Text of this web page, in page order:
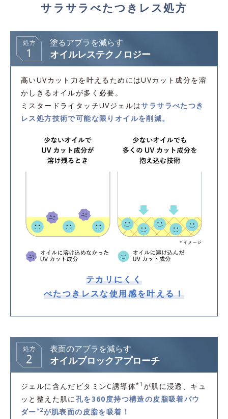
サラサラべたつきレス処方
塗るアブラを減らす
オイルレステクノロジー
高いUVカット力を叶えるためにはUVカット成分を溶
かしきるオイルが多く必要。
ミスタードライタッチUVジェルはサラサラべたつき
レス処方技術で可能な限りオイルを削減。
テカリにくく
べたつきレスな使用感を叶える！
表面のアブラを減らす
オイルブロックアプローチ
ジェルに含んだビタミンC誘導体*1 が肌に浸透、キュ
ッと整えた肌に 孔を360度持つ構造の皮脂吸着パウ
ダー*2が肌表面の皮脂を吸着！